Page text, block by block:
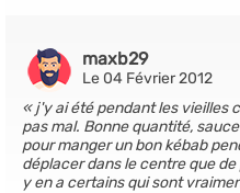
maxb29
Le 04 Février 2012
j'y ai été pendant les vieilles
pas mal. Bonne quantité,
pour manger un bon kébab
déplacer dans le centre que
y en a certains qui sont